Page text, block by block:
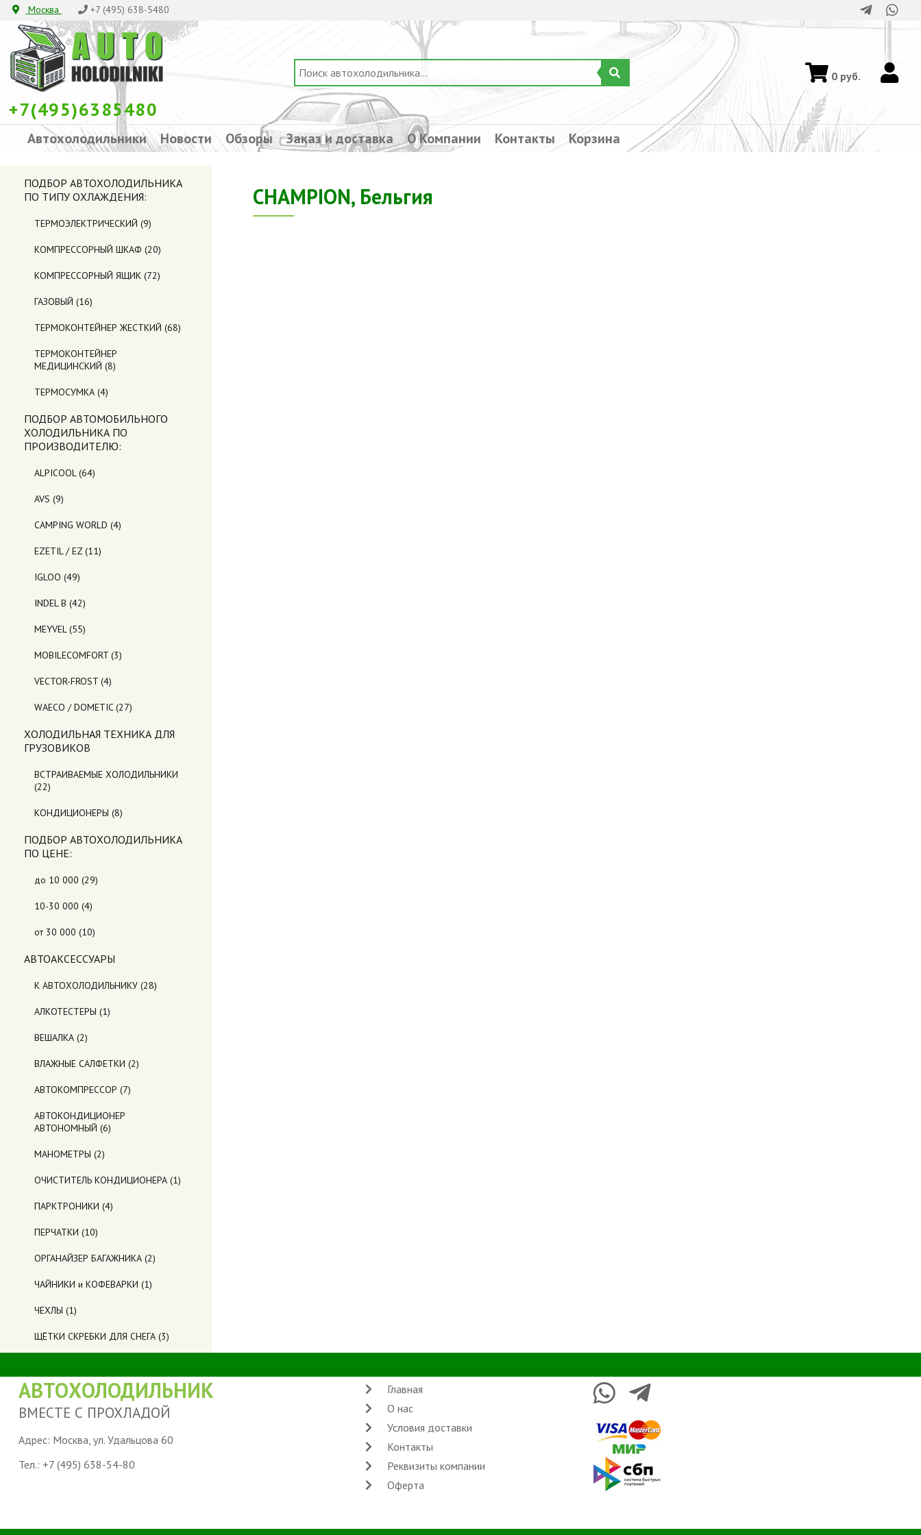
Москва +7 (495) 638-5480
+7(495)6385480
0руб.
Автохолодильники Новости Обзоры Заказ и доставка О Компании Контакты Корзина
ПОДБОР АВТОХОЛОДИЛЬНИКА
ПО ТИПУ ОХЛАЖДЕНИЯ:
ТЕРМОЭЛЕКТРИЧЕСКИЙ (9)
КОМПРЕССОРНЫЙ ШКАФ (20)
КОМПРЕССОРНЫЙ ЯЩИК (72)
ГАЗОВЫЙ (16)
ТЕРМОКОНТЕЙНЕР ЖЕСТКИЙ (68)
ТЕРМОКОНТЕЙНЕР
МЕДИЦИНСКИЙ (8)
ТЕРМОСУМКА (4)
ПОДБОР АВТОМОБИЛЬНОГО
ХОЛОДИЛЬНИКА ПO
ПРОИЗВОДИТЕЛЮ:
ALPICOOL(64)
AVS (9)
CAMPING WORLD (4)
EZETIL / EZ (11)
IGLOO (49)
INDEL B (42)
MEYVEL(55)
MOBILECOMFORT (3)
VECTOR-FROST (4)
WAECO / DOMETIC(27)
ХОЛОДИЛЬНАЯ ТЕХНИКА ДЛЯ
ГРУЗОВИКОВ
ВСТРАИВАЕМЫЕ ХОЛОДИЛЬНИКИ
(22)
КОНДИЦИОНЕРЫ (8)
ПОДБОР АВТОХОЛОДИЛЬНИКА
ПO ЦЕНЕ:
до 10 000 (29)
10-30 000 (4)
от 30 000 (10)
АВТОАКСЕССУАРЫ
К АВТОХОЛОДИЛЬНИКУ (28)
АЛКОТЕСТЕРЫ (1)
ВЕШАЛКА (2)
ВЛАЖНЫЕ САЛФЕТКИ (2)
АВТОКОМПРЕССОР (7)
АВТОКОНДИЦИОНЕР
АВТОНОМНЫЙ (6)
МАНОМЕТРЫ (2)
ОЧИСТИТЕЛЬ КОНДИЦИОНЕРА (1)
ПАРКТРОНИКИ (4)
ПЕРЧАТКИ (10)
ОРГАНАЙЗЕР БАГАЖНИКА (2)
ЧАЙНИКИ и КОФЕВАРКИ (1)
ЧЕХЛЫ (1)
ЩЁТКИ СКРЕБКИ ДЛЯ СНЕГА (3)
CHAMPION, Бельгия
АВТОХОЛОДИЛЬНИК
ВМЕСТЕ С ПРОХЛАДОЙ
Адрес: Москва, ул. Удальцова 60
Тел.: +7 (495) 638-54-80
Главная
О нас
Условия доставки
Контакты
Реквизиты компании
Оферта